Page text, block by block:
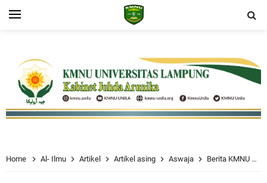
Home Al- Ilmu Artikel Artikel asing Aswaja Berita KMNU